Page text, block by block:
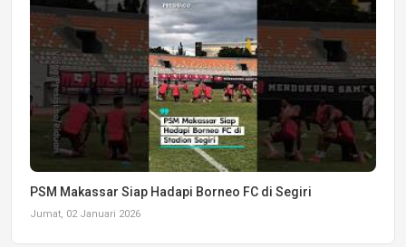
PSM Makassar Siap Hadapi Borneo FC di Segiri
Jumat, 02 Januari 2026